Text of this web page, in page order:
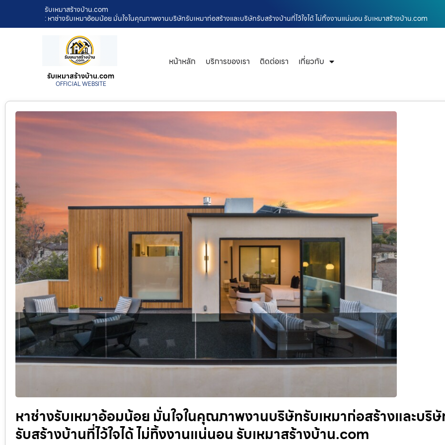
รับเหมาสร้างบ้าน.com
: หาช่างรับเหมาอ้อมน้อย มั่นใจในคุณภาพงานบริษัทรับเหมาก่อสร้างและบริษัทรับสร้างบ้านที่ไว้ใจได้ ไม่ทิ้งงานแน่นอน รับเหมาสร้างบ้าน.com
รับเหมาสร้างบ้าน.com
OFFICIAL WEBSITE
หน้าหลัก บริการของเรา ติดต่อเรา เกี่ยวกับ
หาช่างรับเหมาอ้อมน้อย มั่นใจในคุณภาพงานบริษัทรับเหมาก่อสร้างและบริ
รับสร้างบ้านที่ไว้ใจได้ ไม่ทิ้งงานแน่นอน รับเหมาสร้างบ้าน.com